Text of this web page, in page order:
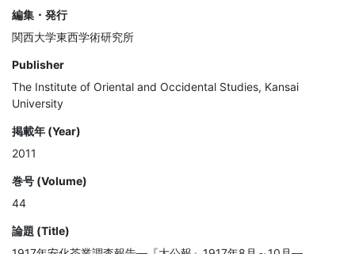
編集・発行
関西大学東西学術研究所
Publisher
The Institute of Oriental and Occidental Studies, Kansai
University
掲載年 (Year)
2011
巻号 (Volume)
44
論題 (Title)